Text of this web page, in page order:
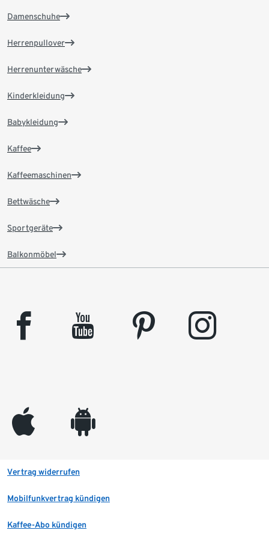
Damenschuhe
Herrenpullover
Herrenunterwäsche
Kinderkleidung
Babykleidung
Kaffee
Kaffeemaschinen
Bettwäsche
Sportgeräte
Balkonmöbel
facebook youtube pinterest instagram
appleinc android
Vertrag widerrufen
Mobilfunkvertrag kündigen
Kaffee-Abo kündigen